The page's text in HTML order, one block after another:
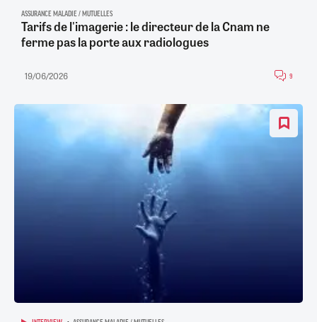
ASSURANCE MALADIE / MUTUELLES
Tarifs de l'imagerie : le directeur de la Cnam ne
ferme pas la porte aux radiologues
19/06/2026 9